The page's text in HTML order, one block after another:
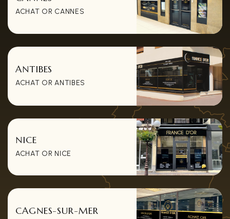
ACHAT OR CANNES
ANTIBES
ACHAT OR ANTIBES
NICE
ACHAT OR NICE
CAGNES-SUR-MER